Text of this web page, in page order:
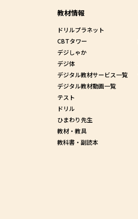
教材情報
ドリルプラネット
CBTタワー
デジしゃか
デジ体
デジタル教材サービス一覧
デジタル教材動画一覧
テスト
ドリル
ひまわり先生
教材・教具
教科書・副読本